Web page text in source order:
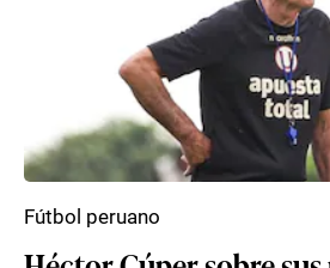
Fútbol peruano